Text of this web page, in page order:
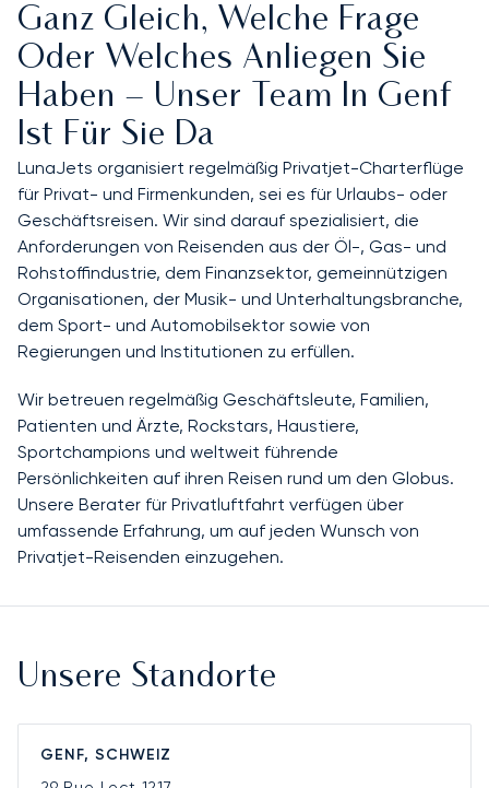
Ganz Gleich, Welche Frage
Oder Welches Anliegen Sie
Haben – Unser Team In Genf
Ist Für Sie Da
LunaJets organisiert regelmäßig Privatjet-Charterflüge
für Privat- und Firmenkunden, sei es für Urlaubs- oder
Geschäftsreisen. Wir sind darauf spezialisiert, die
Anforderungen von Reisenden aus der Öl-, Gas- und
Rohstoffindustrie, dem Finanzsektor, gemeinnützigen
Organisationen, der Musik- und Unterhaltungsbranche,
dem Sport- und Automobilsektor sowie von
Regierungen und Institutionen zu erfüllen.
Wir betreuen regelmäßig Geschäftsleute, Familien,
Patienten und Ärzte, Rockstars, Haustiere,
Sportchampions und weltweit führende
Persönlichkeiten auf ihren Reisen rund um den Globus.
Unsere Berater für Privatluftfahrt verfügen über
umfassende Erfahrung, um auf jeden Wunsch von
Privatjet-Reisenden einzugehen.
Unsere Standorte
GENF, SCHWEIZ